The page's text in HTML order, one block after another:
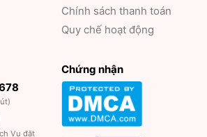
Chính sách thanh toán
Quy chế hoạt động
Vụ đặt
Chứng nhận